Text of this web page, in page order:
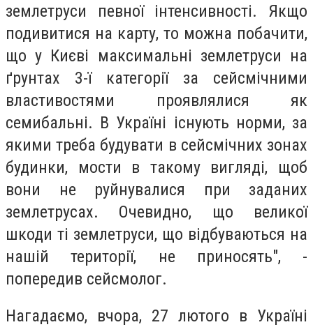
землетруси певної інтенсивності. Якщо
подивитися на карту, то можна побачити,
що у Києві максимальні землетруси на
ґрунтах 3-ї категорії за сейсмічними
властивостями проявлялися як
семибальні. В Україні існують норми, за
якими треба будувати в сейсмічних зонах
будинки, мости в такому вигляді, щоб
вони не руйнувалися при заданих
землетрусах. Очевидно, що великої
шкоди ті землетруси, що відбуваються на
нашій території, не приносять", -
попередив сейсмолог.
Нагадаємо, вчора, 27 лютого в Україні